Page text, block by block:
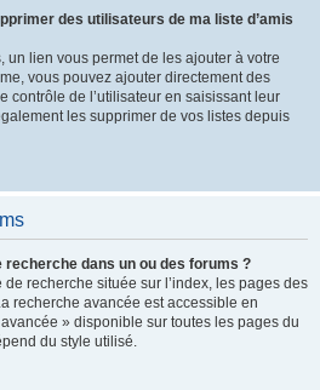
des utilisateurs de ma liste d’amis
un lien vous permet de les ajouter à votre
vous pouvez ajouter directement des
contrôle de l’utilisateur en saisissant leur
les supprimer de vos listes depuis
dans un ou des forums ?
recherche située sur l’index, les pages des
recherche avancée est accessible en
» disponible sur toutes les pages du
du style utilisé.